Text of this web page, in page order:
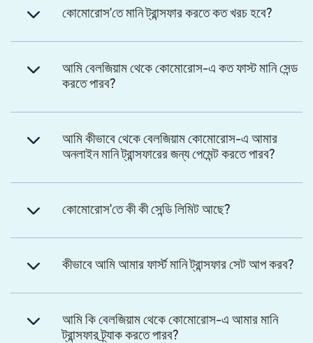
কোমোরোস'তে মানি ট্রান্সফার করতে কত খরচ হবে?
আমি বেলজিয়াম থেকে কোমোরোস-এ কত ফাস্ট মানি সেন্ড
করতে পারব?
আমি কীভাবে থেকে বেলজিয়াম কোমোরোস-এ আমার
অনলাইন মানি ট্রান্সফারের জন্য পেমেন্ট করতে পারব?
কোমোরোস'তে কী কী সেন্ডি লিমিট আছে?
কীভাবে আমি আমার ফার্স্ট মানি ট্রান্সফার সেট আপ করব?
আমি কি বেলজিয়াম থেকে কোমোরোস-এ আমার মানি
ট্রান্সফার ট্র্যাক করতে পারব?